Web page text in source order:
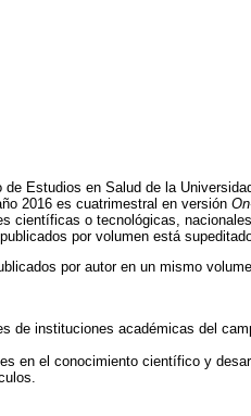
Estudios en Salud de la
2016 es cuatrimestral en versión
científicas o tecnológicas,
por volumen está
por autor en un mismo
de instituciones académicas del
en el conocimiento científico y